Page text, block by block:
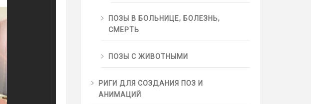
ПОЗЫ В БОЛЬНИЦЕ, БОЛЕЗНЬ,
СМЕРТЬ
ПОЗЫ С ЖИВОТНЫМИ
РИГИ ДЛЯ СОЗДАНИЯ ПОЗ И
АНИМАЦИЙ